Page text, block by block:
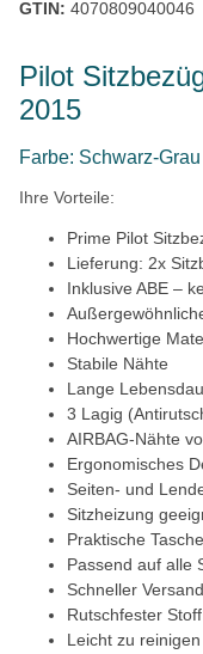
GTIN: 4070809040046
Pilot
2015
Farbe: Schwarz-
Ihre Vorteile:
Prime Pilot
Lieferung: 2x
Inklusive ABE –
Hochwertige
Stabile Nähte
Lange
3 Lagig
AIRBAG-Nähte
Ergonomisches
Seiten- und
Sitzheizung
Praktische
Passend auf alle
Schneller Versand
Rutschfester Stoff
Leicht zu reinigen